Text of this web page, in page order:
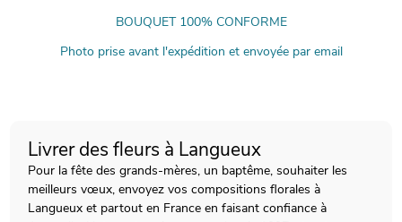
BOUQUET 100% CONFORME
Photo prise avant l'expédition et envoyée par email
Livrer des fleurs à Langueux
Pour la fête des grands-mères, un baptême, souhaiter les
meilleurs vœux, envoyez vos compositions florales à
Langueux et partout en France en faisant confiance à